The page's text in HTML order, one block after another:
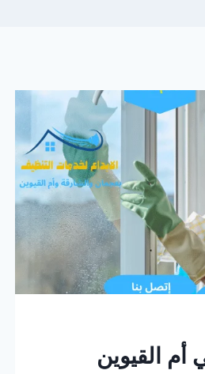
القيوين